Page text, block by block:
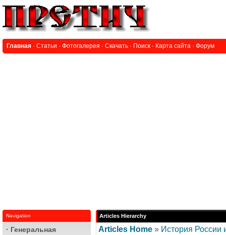
Главная · Статьи · Фотогалерея · Скачать · Поиск · Карта сайта · Форум
Navigation
· Генеральная
Articles Hierarchy
Articles Home » История